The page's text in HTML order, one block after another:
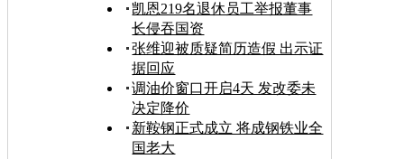
凯恩219名退休员工举报董事
长侵吞国资
张维迎被质疑简历造假 出示证
据回应
调油价窗口开启4天 发改委未
决定降价
新鞍钢正式成立 将成钢铁业全
国老大